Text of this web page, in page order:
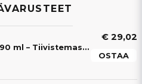
Multi Sealer Musta 290 ml – Tiivistemassa ja Asennusliima Mopoautoihin
€ 29,02
OSTAA